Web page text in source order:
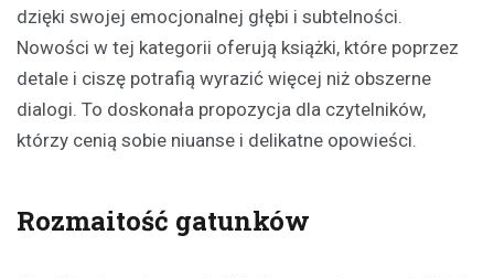
dzięki swojej emocjonalnej głębi i subtelności.
Nowości w tej kategorii oferują książki, które poprzez
detale i ciszę potrafią wyrazić więcej niż obszerne
dialogi. To doskonała propozycja dla czytelników,
którzy cenią sobie niuanse i delikatne opowieści.
Rozmaitość gatunków